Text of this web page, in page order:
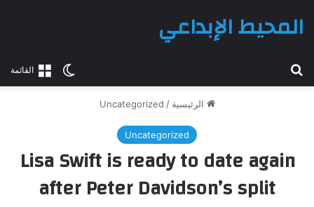
القائمةالوضع
المحيط الإبداعي
الرئيسية /
Uncategorized
Uncategorized
Lisa Swift is ready to date again
after Peter Davidson’s split